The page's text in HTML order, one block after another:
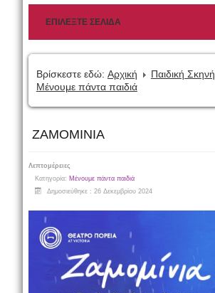
Βρίσκεστε εδώ: Αρχική
Παιδική Σκηνή
Μένουμε πάντα παιδιά
ΖΑΜΟΜΙΝΙΑ
Λεπτομέρειες
Κατηγορία: Μένουμε πάντα παιδιά
Δημοσιεύθηκε : 26 Δεκεμβρίου 2024